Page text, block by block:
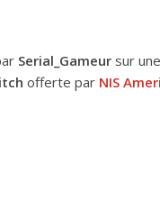
Serial_Gameur sur
offerte par NIS